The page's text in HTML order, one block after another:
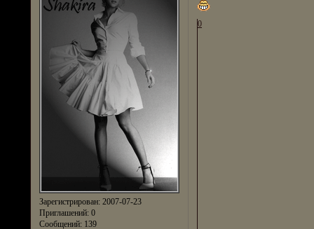
Зарегистрирован: 2007-07-23
Приглашений:0
Сообщений:139
0